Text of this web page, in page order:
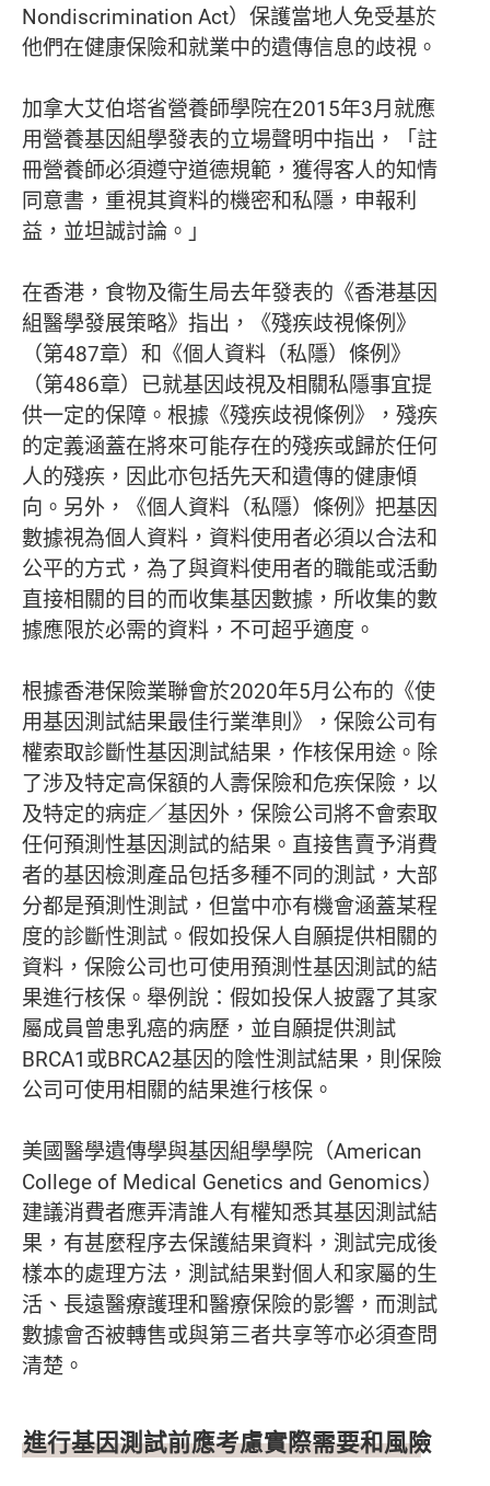
Nondiscrimination Act）保護當地人免受基於
他們在健康保險和就業中的遺傳信息的歧視。
加拿大艾伯塔省營養師學院在2015年3月就應
用營養基因組學發表的立場聲明中指出，「註
冊營養師必須遵守道德規範，獲得客人的知情
同意書，重視其資料的機密和私隱，申報利
益，並坦誠討論。」
在香港，食物及衞生局去年發表的《香港基因
組醫學發展策略》指出，《殘疾歧視條例》
（第487章）和《個人資料（私隱）條例》
（第486章）已就基因歧視及相關私隱事宜提
供一定的保障。根據《殘疾歧視條例》，殘疾
的定義涵蓋在將來可能存在的殘疾或歸於任何
人的殘疾，因此亦包括先天和遺傳的健康傾
向。另外，《個人資料（私隱）條例》把基因
數據視為個人資料，資料使用者必須以合法和
公平的方式，為了與資料使用者的職能或活動
直接相關的目的而收集基因數據，所收集的數
據應限於必需的資料，不可超乎適度。
根據香港保險業聯會於2020年5月公布的《使
用基因測試結果最佳行業準則》，保險公司有
權索取診斷性基因測試結果，作核保用途。除
了涉及特定高保額的人壽保險和危疾保險，以
及特定的病症／基因外，保險公司將不會索取
任何預測性基因測試的結果。直接售賣予消費
者的基因檢測產品包括多種不同的測試，大部
分都是預測性測試，但當中亦有機會涵蓋某程
度的診斷性測試。假如投保人自願提供相關的
資料，保險公司也可使用預測性基因測試的結
果進行核保。舉例說：假如投保人披露了其家
屬成員曾患乳癌的病歷，並自願提供測試
BRCA1或BRCA2基因的陰性測試結果，則保險
公司可使用相關的結果進行核保。
美國醫學遺傳學與基因組學學院（American
College of Medical Genetics and Genomics）
建議消費者應弄清誰人有權知悉其基因測試結
果，有甚麼程序去保護結果資料，測試完成後
樣本的處理方法，測試結果對個人和家屬的生
活、長遠醫療護理和醫療保險的影響，而測試
數據會否被轉售或與第三者共享等亦必須查問
清楚。
進行基因測試前應考慮實際需要和風險